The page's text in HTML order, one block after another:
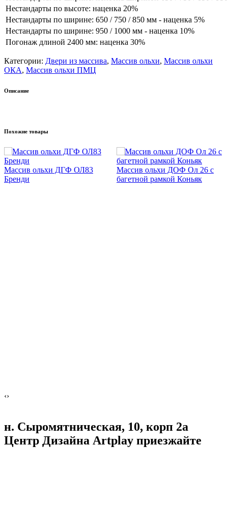
Нестандарты по высоте: наценка 20%
Нестандарты по ширине: 650 / 750 / 850 мм - наценка 5%
Нестандарты по ширине: 950 / 1000 мм - наценка 10%
Погонаж длиной 2400 мм: наценка 30%
Категории: Двери из массива, Массив ольхи, Массив ольхи
ОКА, Массив ольхи ПМЦ
Описание
Похожие товары
Массив ольхи ДГФ ОЛ83
Бренди
Массив ольхи ДОФ Ол 26 с
багетной рамкой Коньяк
‹›
н. Сыромятническая, 10, корп 2а
Центр Дизайна Artplay приезжайте